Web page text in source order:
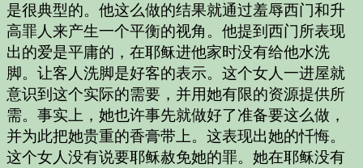
是很典型的。他这么做的结果就通过羞辱西门和升
高罪人来产生一个平衡的视角。他提到西门所表现
出的爱是平庸的，在耶稣进他家时没有给他水洗
脚。让客人洗脚是好客的表示。这个女人一进屋就
意识到这个实际的需要，并用她有限的资源提供所
需。事实上，她也许事先就做好了准备要这么做，
并为此把她贵重的香膏带上。这表现出她的忏悔。
这个女人没有说要耶稣赦免她的罪。她在耶稣没有